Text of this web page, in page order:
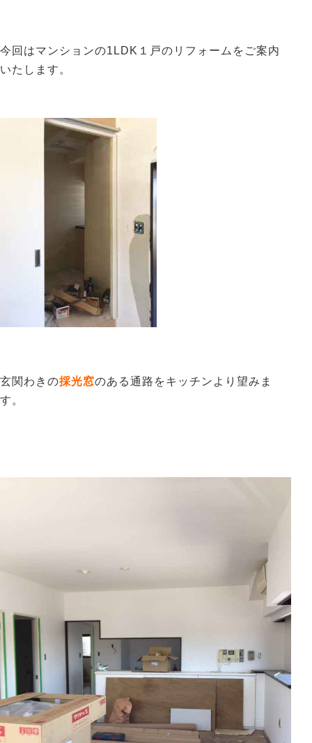
今回はマンションの1LDK１戸のリフォームをご案内
いたします。
玄関わきの採光窓のある通路をキッチンより望みま
す。